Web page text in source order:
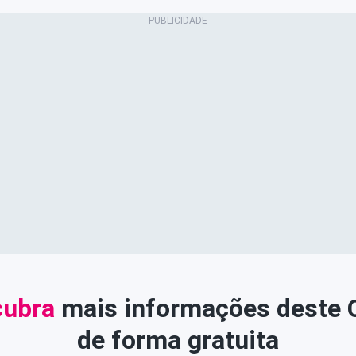
mais informações deste
de forma gratuita